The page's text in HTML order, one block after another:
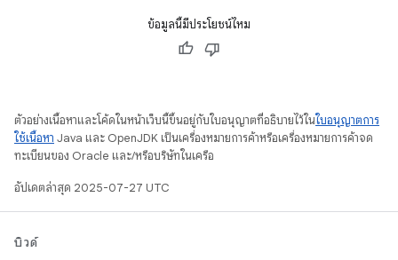
ข้อมูลนี้มีประโยชน์ไหม
ตัวอย่างเนื้อหาและโค้ดในหน้าเว็บนี้ขึ้นอยู่กับใบอนุญาตที่อธิบายไว้ในใบอนุญาตการ
ใช้เนื้อหา Java และ OpenJDK เป็นเครื่องหมายการค้าหรือเครื่องหมายการค้าจด
ทะเบียนของ Oracle และ/หรือบริษัทในเครือ
อัปเดตล่าสุด 2025-07-27 UTC
บิวด์